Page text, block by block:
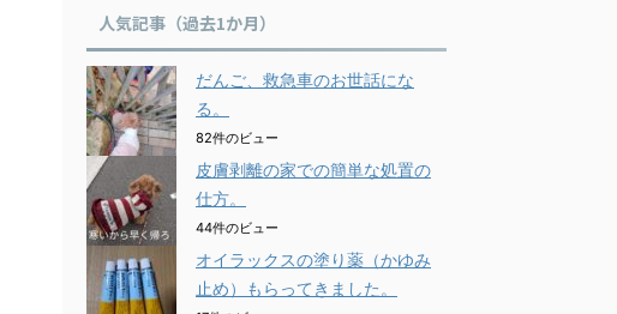
人気記事（過去1か月）
だんご、救急車のお世話にな
る。
82件のビュー
皮膚剥離の家での簡単な処置の
仕方。
44件のビュー
オイラックスの塗り薬（かゆみ
止め）もらってきました。